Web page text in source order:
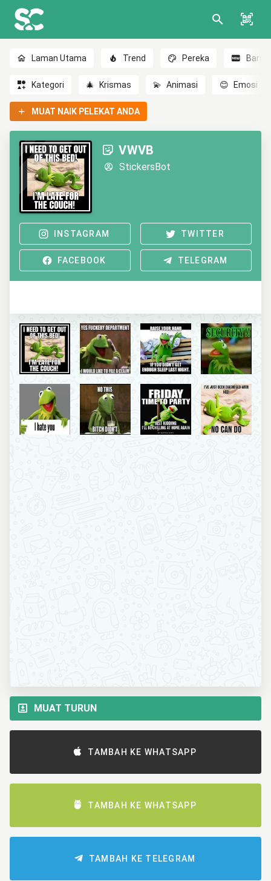
Laman Utama Trend Pereka Baru
Kategori 🎄 Krismas 💫 Animasi 😊 Emosi
MUAT NAIK PELEKAT ANDA
VWVB
StickersBot
INSTAGRAM TWITTER
FACEBOOK TELEGRAM
MUAT TURUN
TAMBAH KE WHATSAPP
TAMBAH KE WHATSAPP
TAMBAH KE TELEGRAM